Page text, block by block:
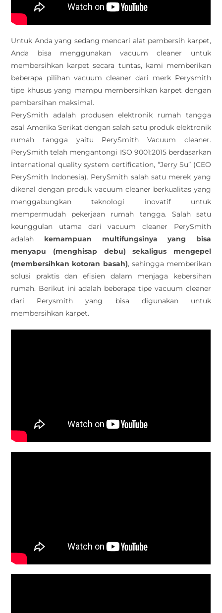
Untuk Anda yang sedang mencari alat pembersih karpet,
Anda bisa menggunakan vacuum cleaner untuk
membersihkan karpet secara tuntas, kami memberikan
beberapa pilihan vacuum cleaner dari merk Perysmith
tipe khusus yang mampu membersihkan karpet dengan
pembersihan maksimal.
PerySmith adalah produsen elektronik rumah tangga
asal Amerika Serikat dengan salah satu produk elektronik
rumah tangga yaitu PerySmith Vacuum cleaner.
PerySmith telah mengantongi ISO 9001:2015 berdasarkan
international quality system certification, “Jerry Su” (CEO
PerySmith Indonesia). PerySmith salah satu merek yang
dikenal dengan produk vacuum cleaner berkualitas yang
menggabungkan teknologi inovatif untuk
mempermudah pekerjaan rumah tangga. Salah satu
keunggulan utama dari vacuum cleaner PerySmith
adalah kemampuan multifungsinya yang bisa
menyapu (menghisap debu) sekaligus mengepel
(membersihkan kotoran basah), sehingga memberikan
solusi praktis dan efisien dalam menjaga kebersihan
rumah. Berikut ini adalah beberapa tipe vacuum cleaner
dari Perysmith yang bisa digunakan untuk
membersihkan karpet.